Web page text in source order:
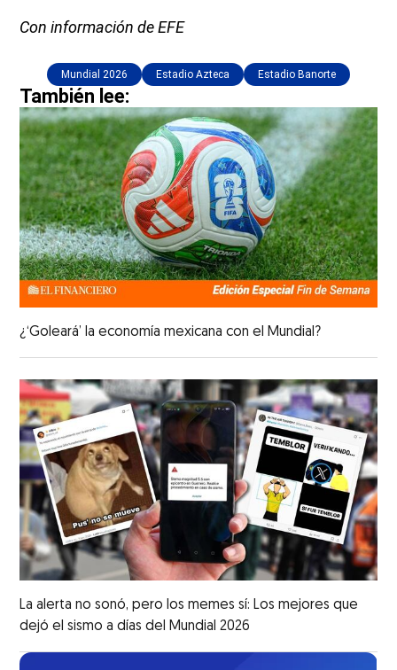
Con información de EFE
Mundial 2026 Estadio Azteca Estadio Banorte
También lee:
¿‘Goleará’ la economía mexicana con el Mundial?
La alerta no sonó, pero los memes sí: Los mejores que
dejó el sismo a días del Mundial 2026